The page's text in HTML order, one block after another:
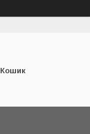
Кошик